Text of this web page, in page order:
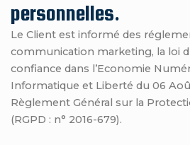
personnelles.
Le Client est informé des
communication marketing, la loi
confiance dans l’Economie
Informatique et Liberté du 06
Règlement Général sur la
(RGPD : n° 2016-679).